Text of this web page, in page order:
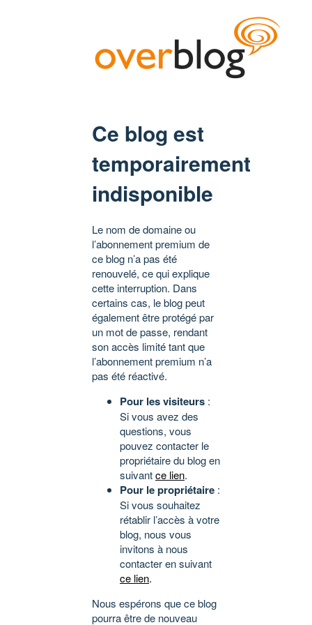
Ce blog est
temporairement
indisponible
Le nom de domaine ou
l’abonnement premium de
ce blog n’a pas été
renouvelé, ce qui explique
cette interruption. Dans
certains cas, le blog peut
également être protégé par
un mot de passe, rendant
son accès limité tant que
l’abonnement premium n’a
pas été réactivé.
Pour les visiteurs :
Si vous avez des
questions, vous
pouvez contacter le
propriétaire du blog en
suivantce lien.
Pour le propriétaire :
Si vous souhaitez
rétablir l’accès à votre
blog, nous vous
invitons à nous
contacter en suivant
ce lien.
Nous espérons que ce blog
pourra être de nouveau